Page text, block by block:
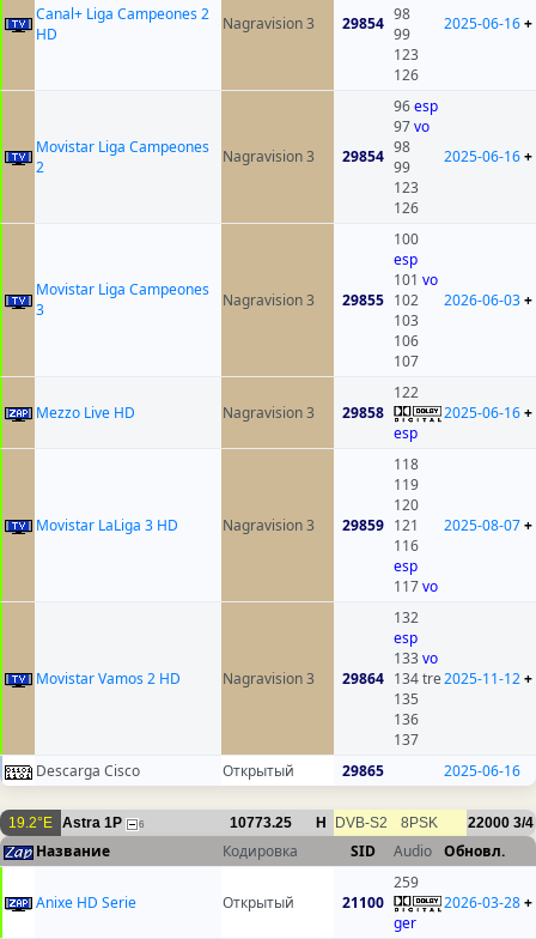
Canal+ Liga Campeones 2
HD
Nagravision 3 29854 98
99
123
126
2025-06-16+
Movistar Liga Campeones
2
Nagravision 3 29854
96esp
97vo
98
99
123
126
2025-06-16+
Movistar Liga Campeones
3
Nagravision 3 29855
100
esp
101 vo
102
103
106
107
2026-06-03+
Mezzo Live HD Nagravision 3 29858
122
esp
2025-06-16+
Movistar LaLiga 3 HD Nagravision 3 29859
118
119
120
121
116
esp
117vo
2025-08-07+
Movistar Vamos 2 HD Nagravision 3 29864
132
esp
133vo
134 tre
135
136
137
2025-11-12+
Descarga Cisco Открытый 29865 2025-06-16
19.2°E Astra 1P 6 10773.25 H DVB-S2 8PSK 22000 3/4
Название Кодировка SID Audio Обновл.
Anixe HD Serie Открытый 21100
259
ger
2026-03-28+